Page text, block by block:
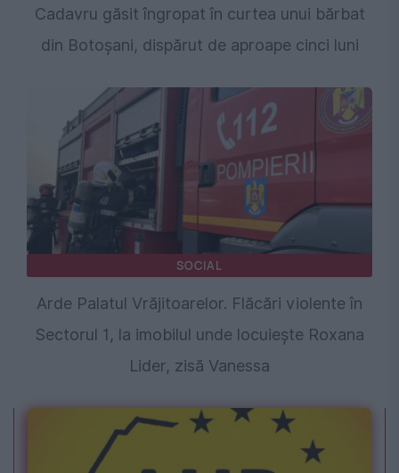
Cadavru găsit îngropat în curtea unui bărbat
din Botoșani, dispărut de aproape cinci luni
SOCIAL
Arde Palatul Vrăjitoarelor. Flăcări violente în
Sectorul 1, la imobilul unde locuiește Roxana
Lider, zisă Vanessa